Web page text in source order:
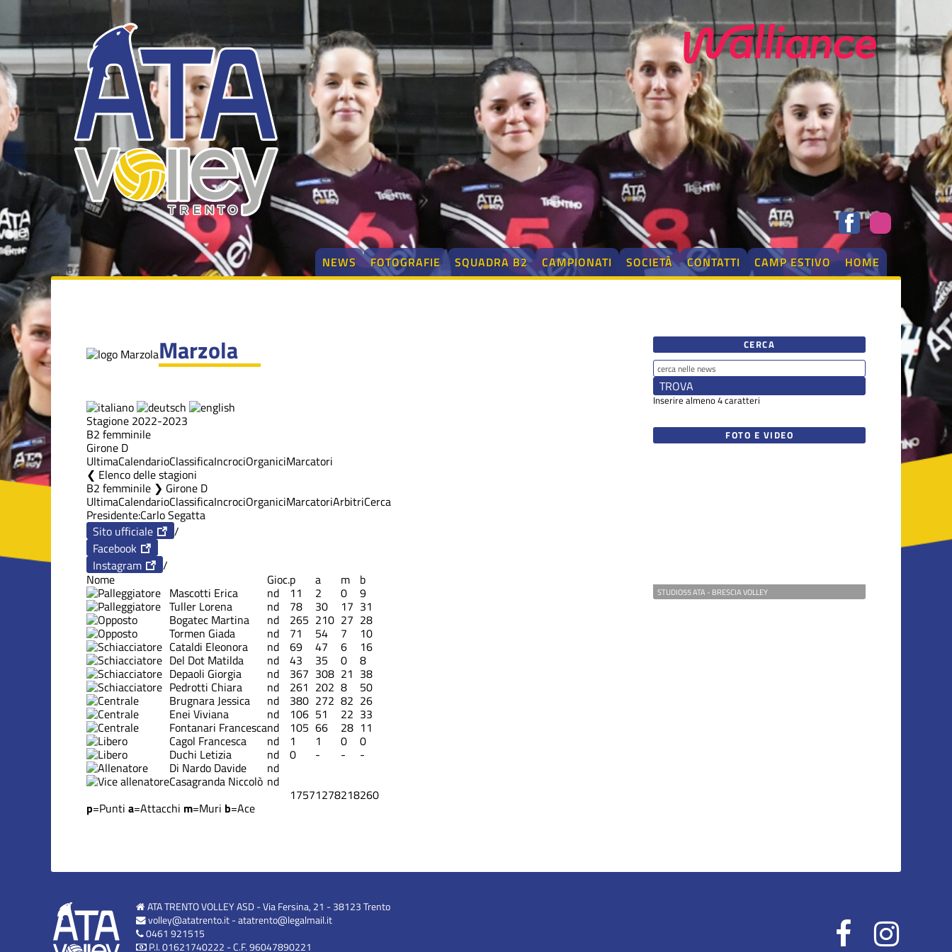
NEWS FOTOGRAFIE SQUADRA B2 CAMPIONATI SOCIETÀ CONTATTI CAMP ESTIVO HOME
Marzola
Stagione 2022-2023
B2 femminile
Girone D
UltimaCalendarioClassificaIncrociOrganiciMarcatori
Elenco delle stagioni
B2 femminile ❯ Girone D
UltimaCalendarioClassificaIncrociOrganiciMarcatoriArbitriCerca
Presidente:Carlo Segatta
Sito ufficiale
/
Facebook
Instagram
/
Nome
Gioc.p a m b
Mascotti Erica nd 11 2 0 9
Tuller Lorena nd 78 30 17 31
Bogatec Martina nd 265 210 27 28
Tormen Giada nd 71 54 7 10
Cataldi Eleonora nd 69 47 6 16
Del Dot Matilda nd 43 35 0 8
Depaoli Giorgia nd 367 308 21 38
Pedrotti Chiara nd 261 202 8 50
Brugnara Jessica nd 380 272 82 26
Enei Viviana nd 106 51 22 33
Fontanari Francescand 105 66 28 11
Cagol Francesca nd 1 1 0 0
Duchi Letizia nd 0 - - -
Di Nardo Davide nd
Casagranda Niccolò nd
17571278218260
p=Punti a=Attacchi m=Muri b=Ace
CERCA
Inserire almeno 4 caratteri
FOTO E VIDEO
STUDIO55 ATA - BRESCIA VOLLEY
ATA TRENTO VOLLEY ASD - Via Fersina, 21 - 38123 Trento
volley@atatrento.it -atatrento@legalmail.it
0461 921515
P.I. 01621740222 - C.F. 96047890221